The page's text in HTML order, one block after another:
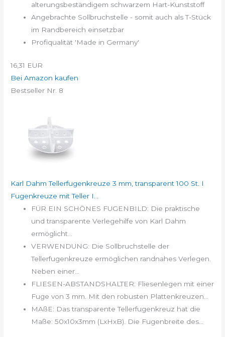
alterungsbeständigem schwarzem Hart-Kunststoff
Angebrachte Sollbruchstelle - somit auch als T-Stück
im Randbereich einsetzbar
Profiqualität 'Made in Germany'
16,31 EUR
Bei Amazon kaufen
Bestseller Nr. 8
Karl Dahm Tellerfugenkreuze 3 mm, transparent 100 St. I
Fugenkreuze mit Teller I...
FÜR EIN SCHÖNES FUGENBILD: Die praktische
und transparente Verlegehilfe von Karl Dahm
ermöglicht...
VERWENDUNG: Die Sollbruchstelle der
Tellerfugenkreuze ermöglichen randnahes Verlegen.
Neben einer...
FLIESEN-ABSTANDSHALTER: Fliesenlegen mit einer
Fuge von 3 mm. Mit den robusten Plattenkreuzen...
MAßE: Das transparente Tellerfugenkreuz hat die
Maße: 50x10x3mm (LxHxB). Die Fugenbreite des...